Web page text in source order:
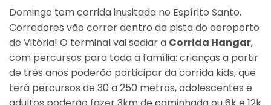
Domingo tem corrida inusitada no Espírito Santo.
Corredores vão correr dentro da pista do aeroporto
de Vitória! O terminal vai sediar a Corrida Hangar,
com percursos para toda a família: crianças a partir
de três anos poderão participar da corrida kids, que
terá percursos de 30 a 250 metros, adolescentes e